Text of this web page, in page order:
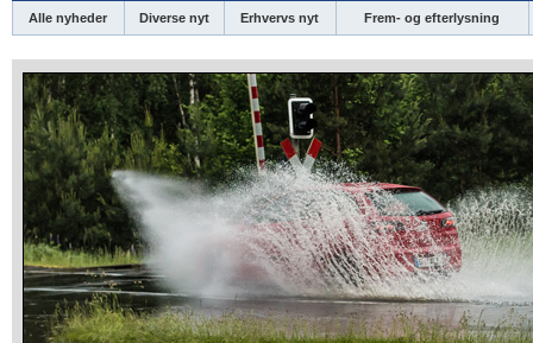
Alle nyheder Diverse nyt Erhvervs nyt Frem- og efterlysning